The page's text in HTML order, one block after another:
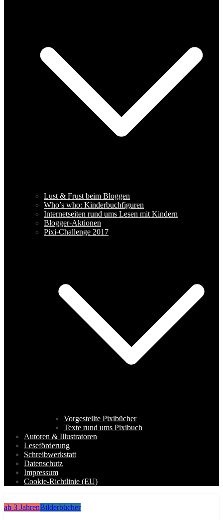
Lust & Frust beim Bloggen
Who’s who: Kinderbuchfiguren
Internetseiten rund ums Lesen mit Kindern
Blogger-Aktionen
Pixi-Challenge 2017
Vorgestellte Pixibücher
Texte rund ums Pixibuch
Autoren & Illustratoren
Leseförderung
Schreibwerkstatt
Datenschutz
Impressum
Cookie-Richtlinie (EU)
ab 3 JahrenBilderbücher